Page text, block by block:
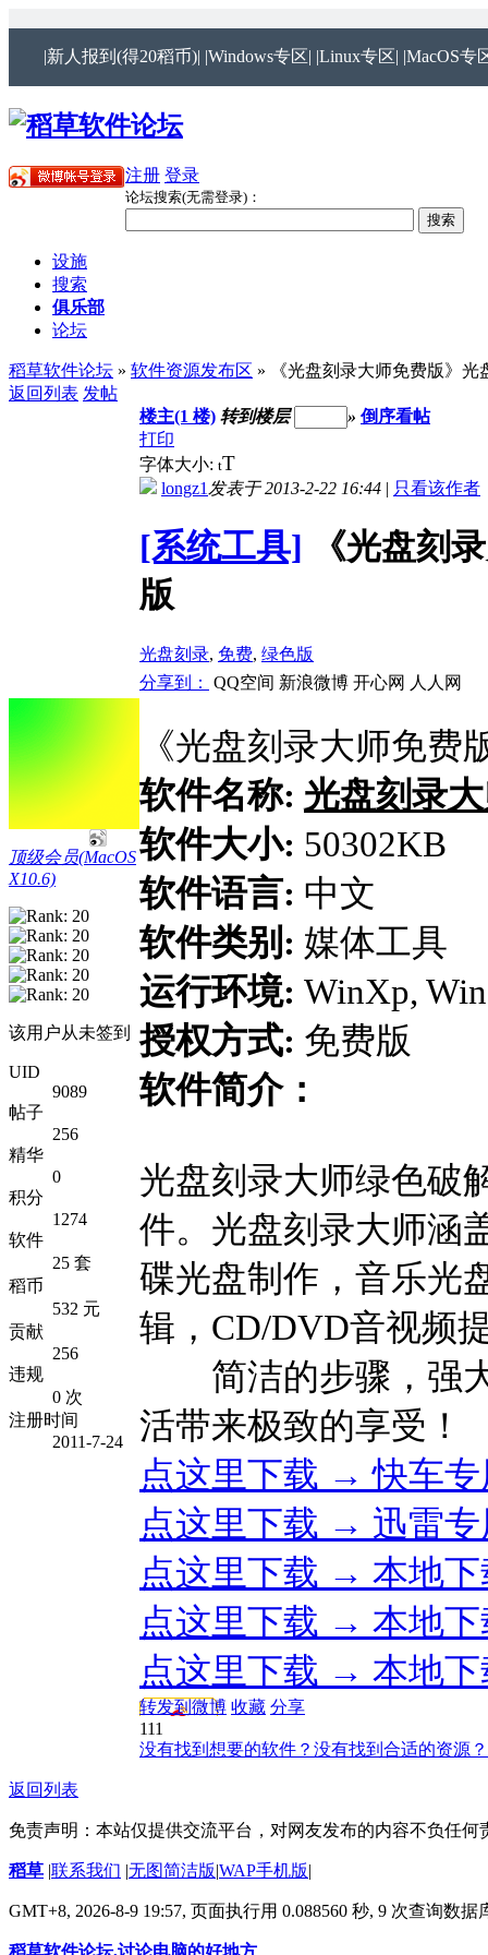
|新人报到(得20稻币)| |Windows专区| |Linux专区| |MacOS专
注册 登录
论坛搜索(无需登录)：
设施
搜索
俱乐部
论坛
稻草软件论坛 » 软件资源发布区 » 《光盘刻录大师免费版》光
返回列表 发帖
顶级会员(MacOS
X10.6)
该用户从未签到
UID
9089
帖子
256
精华
0
积分
1274
软件
25 套
稻币
532 元
贡献
256
违规
0 次
注册时间
2011-7-24
楼主(1 楼) 转到楼层 » 倒序看帖
打印
字体大小: tT
longz1 发表于 2013-2-22 16:44 | 只看该作者
[系统工具] 《光盘刻
版
光盘刻录, 免费, 绿色版
分享到：
QQ空间 新浪微博 开心网 人人网
《光盘刻录大师免费
软件名称: 光盘刻录
软件大小: 50302KB
软件语言: 中文
软件类别: 媒体工具
运行环境: WinXp,
授权方式: 免费版
软件简介：
光盘刻录大师绿色破
件。光盘刻录大师涵
碟光盘制作，音乐光
辑，CD/DVD音视频
简洁的步骤，强大
活带来极致的享受！
点这里下载 → 快车专
点这里下载 → 迅雷专
点这里下载 → 本地下
点这里下载 → 本地下
点这里下载 → 本地下
转发到微博 收藏 分享
111
没有找到想要的软件？没有找到合适的资源
返回列表
免责声明：本站仅提供交流平台，对网友发布的内容不负任
稻草 |联系我们 |无图简洁版|WAP手机版|
GMT+8, 2026-8-9 19:57, 页面执行用 0.088560 秒, 9 次查询数
稻草软件论坛,讨论电脑的好地方